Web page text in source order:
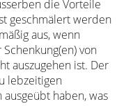
die Vorteile
geschmälert werden
aus, wenn
von
auszugehen ist. Der
lebzeitigen
haben, was